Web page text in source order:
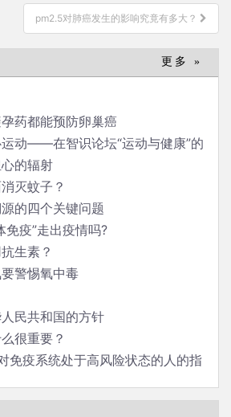
pm2.5对肺癌发生的影响究竟有多大？
更多 »
药都能预防卵巢癌
动——在智识论坛“运动与健康”的
的辐射
灭蚊子？
的四个关键问题
免疫”走出疫情吗?
生素？
警惕氧中毒
民共和国的方针
很重要？
免疫系统处于高风险状态的人的指